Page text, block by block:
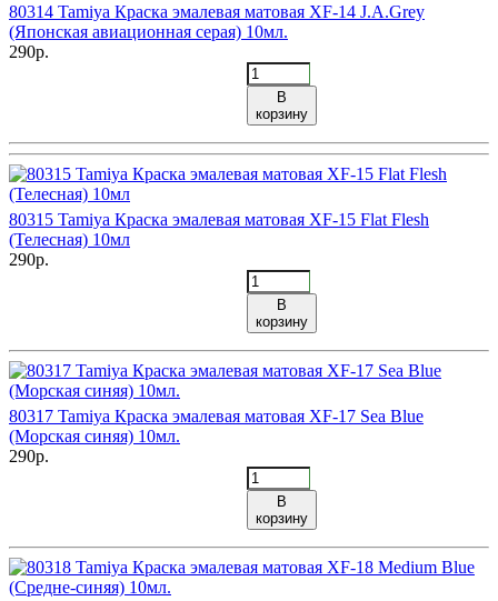
80314 Tamiya Краска эмалевая матовая XF-14 J.A.Grey
(Японская авиационная серая) 10мл.
290р.
В
корзину
80315 Tamiya Краска эмалевая матовая XF-15 Flat Flesh
(Телесная) 10мл
290р.
В
корзину
80317 Tamiya Краска эмалевая матовая XF-17 Sea Blue
(Морская синяя) 10мл.
290р.
В
корзину